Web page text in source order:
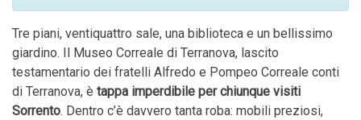
Tre piani, ventiquattro sale, una biblioteca e un bellissimo
giardino. Il Museo Correale di Terranova, lascito
testamentario dei fratelli Alfredo e Pompeo Correale conti
di Terranova, è tappa imperdibile per chiunque visiti
Sorrento. Dentro c’è davvero tanta roba: mobili preziosi,